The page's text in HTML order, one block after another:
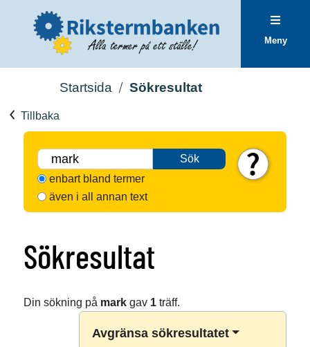
Meny
Startsida Sökresultat
Tillbaka
Sök
enbart bland termer
även i all annan text
Sökresultat
Din sökning på markgav 1träff.
Avgränsa sökresultatet